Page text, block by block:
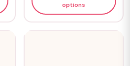
options